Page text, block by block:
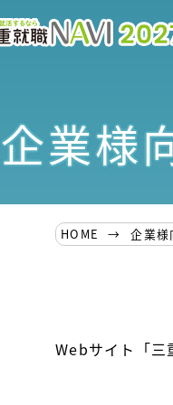
企業様
HOME 企業様
Webサイト「三